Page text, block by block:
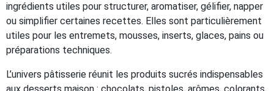
ingrédients utiles pour structurer, aromatiser, gélifier, napper
ou simplifier certaines recettes. Elles sont particulièrement
utiles pour les entremets, mousses, inserts, glaces, pains ou
préparations techniques.
L’univers pâtisserie réunit les produits sucrés indispensables